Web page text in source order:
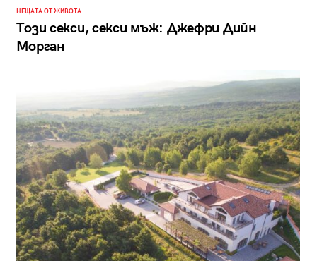
НЕЩАТА ОТ ЖИВОТА
Този секси, секси мъж: Джефри Дийн
Морган